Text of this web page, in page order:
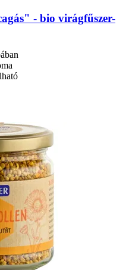
-​ bio virágfűszer-​